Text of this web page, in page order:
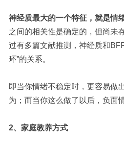
神经质最大的一个特征，就是情
之间的相关性是确定的，但尚未
过有多篇文献推测，神经质和
环”的关系。
即当你情绪不稳定时，更容易做
为；而当你这么做了以后，负面
2、家庭教养方式